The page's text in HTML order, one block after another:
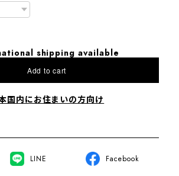
shipping available
Add to cart
国内にお住まいの方向け
LINE Facebook